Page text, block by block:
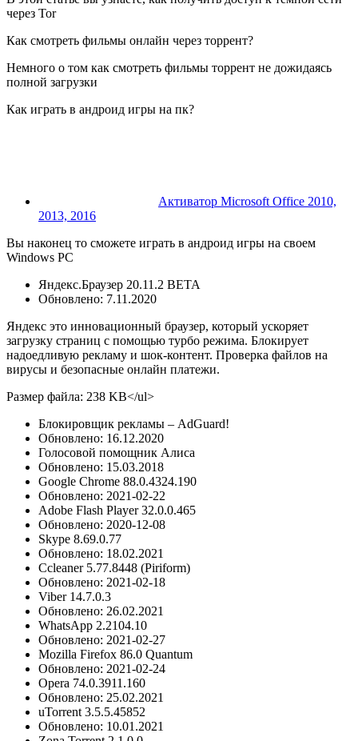
через Tor
Как смотреть фильмы онлайн через торрент?
Немного о том как смотреть фильмы торрент не дожидаясь
полной загрузки
Как играть в андроид игры на пк?
Активатор Microsoft Office 2010,
2013, 2016
Вы наконец то сможете играть в андроид игры на своем
Windows PC
Яндекс.Браузер 20.11.2 BETA
Обновлено: 7.11.2020
Яндекс это инновационный браузер, который ускоряет
загрузку страниц с помощью турбо режима. Блокирует
надоедливую рекламу и шок-контент. Проверка файлов на
вирусы и безопасные онлайн платежи.
Размер файла: 238 KB</ul>
Блокировщик рекламы – AdGuard!
Обновлено: 16.12.2020
Голосовой помощник Алиса
Обновлено: 15.03.2018
Google Chrome 88.0.4324.190
Обновлено: 2021-02-22
Adobe Flash Player 32.0.0.465
Обновлено: 2020-12-08
Skype 8.69.0.77
Обновлено: 18.02.2021
Ccleaner 5.77.8448 (Piriform)
Обновлено: 2021-02-18
Viber 14.7.0.3
Обновлено: 26.02.2021
WhatsApp 2.2104.10
Обновлено: 2021-02-27
Mozilla Firefox 86.0 Quantum
Обновлено: 2021-02-24
Opera 74.0.3911.160
Обновлено: 25.02.2021
uTorrent 3.5.5.45852
Обновлено: 10.01.2021